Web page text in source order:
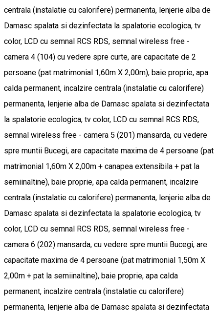
centrala (instalatie cu calorifere) permanenta, lenjerie alba de
Damasc spalata si dezinfectata la spalatorie ecologica, tv
color, LCD cu semnal RCS RDS, semnal wireless free -
camera 4 (104) cu vedere spre curte, are capacitate de 2
persoane (pat matrimonial 1,60m X 2,00m), baie proprie, apa
calda permanent, incalzire centrala (instalatie cu calorifere)
permanenta, lenjerie alba de Damasc spalata si dezinfectata
la spalatorie ecologica, tv color, LCD cu semnal RCS RDS,
semnal wireless free - camera 5 (201) mansarda, cu vedere
spre muntii Bucegi, are capacitate maxima de 4 persoane (pat
matrimonial 1,60m X 2,00m + canapea extensibila + pat la
semiinaltine), baie proprie, apa calda permanent, incalzire
centrala (instalatie cu calorifere) permanenta, lenjerie alba de
Damasc spalata si dezinfectata la spalatorie ecologica, tv
color, LCD cu semnal RCS RDS, semnal wireless free -
camera 6 (202) mansarda, cu vedere spre muntii Bucegi, are
capacitate maxima de 4 persoane (pat matrimonial 1,50m X
2,00m + pat la semiinaltine), baie proprie, apa calda
permanent, incalzire centrala (instalatie cu calorifere)
permanenta, lenjerie alba de Damasc spalata si dezinfectata